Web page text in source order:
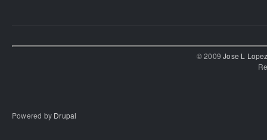
© 2009Jose L
Powered by Drupal